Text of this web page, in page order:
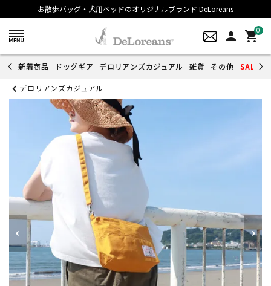
お散歩バッグ・犬用ベッドのオリジナルブランド DeLoreans
person 0
shopping_cart
新着商品 ドッグギア デロリアンズカジュアル 雑貨 その他 SALE
デロリアンズカジュアル